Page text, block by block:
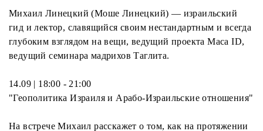
Михаил Линецкий (Моше Линецкий) — израильский
гид и лектор, славящийся своим нестандартным и всегда
глубоким взглядом на вещи, ведущий проекта Маса ID,
ведущий семинара мадрихов Таглита.
14.09 | 18:00 - 21:00
"Геополитика Израиля и Арабо-Израильские отношения"
На встрече Михаил расскажет о том, как на протяжении